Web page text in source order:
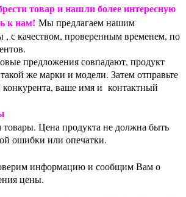
товар и нашли более интересную
к нам! Мы предлагаем нашим
, с качеством, проверенным временем, по
предложения совпадают, продукт
же марки и модели. Затем отправьте
ваше имя и контактный
Цена продукта не должна быть
ошибки или опечатки.
информацию и сообщим Вам о
цены.